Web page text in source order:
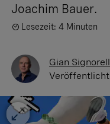
Joachim Bauer.
Lesezeit: 4 Minuten
Gian Signorell
Veröffentlicht